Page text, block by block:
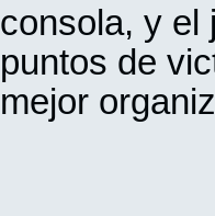
consola, y el
puntos de
mejor